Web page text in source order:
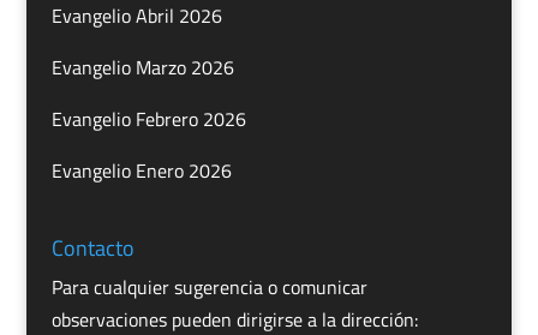
Evangelio Abril 2026
Evangelio Marzo 2026
Evangelio Febrero 2026
Evangelio Enero 2026
Contacto
Para cualquier sugerencia o comunicar
observaciones pueden dirigirse a la dirección: